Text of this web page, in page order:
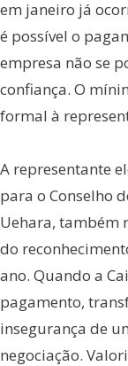
em janeiro já
é possível o
empresa não se
confiança. O
formal à
A representante
para o Conselho
Uehara, também
do
ano. Quando a
pagamento,
insegurança de
negociação.